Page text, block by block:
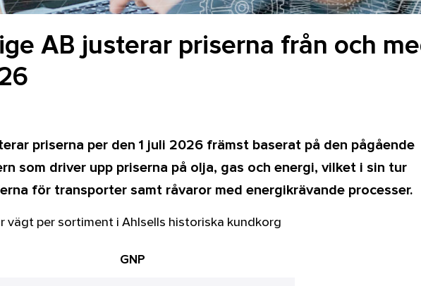
AB justerar priserna från och
priserna per den 1 juli 2026 främst baserat på den pågående
som driver upp priserna på olja, gas och energi, vilket i sin tur
för transporter samt råvaror med energikrävande processer.
vägt per sortiment i Ahlsells historiska kundkorg
GNP